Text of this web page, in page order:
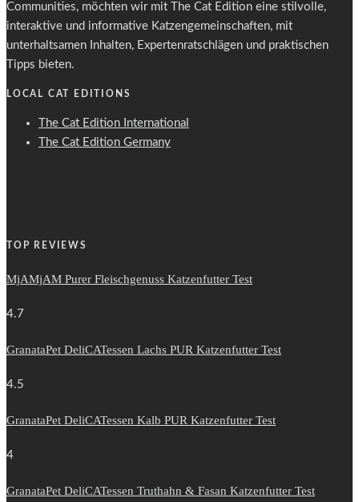
Communities, möchten wir mit The Cat Edition eine stilvolle,
interaktive und informative Katzengemeinschaften, mit
unterhaltsamen Inhalten, Expertenratschlägen und praktischen
Tipps bieten.
LOCAL CAT EDITIONS
The Cat Edition International
The Cat Edition Germany
TOP REVIEWS
MjAMjAM Purer Fleischgenuss Katzenfutter Test
4.7
GranataPet DeliCATessen Lachs PUR Katzenfutter Test
4.5
GranataPet DeliCATessen Kalb PUR Katzenfutter Test
4
GranataPet DeliCATessen Truthahn & Fasan Katzenfutter Test